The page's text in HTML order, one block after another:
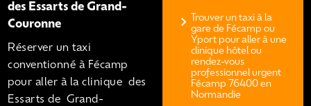
des Essarts de Grand-
Couronne
Réserver un taxi
conventionné à Fécamp
pour aller à la clinique des
Essarts de Grand-
Trouver un taxi à la
gare de Fécamp ou
Yport pour aller à une
clinique hôtel ou
rendez-vous
professionnel urgent
Fécamp 76400 en
Normandie